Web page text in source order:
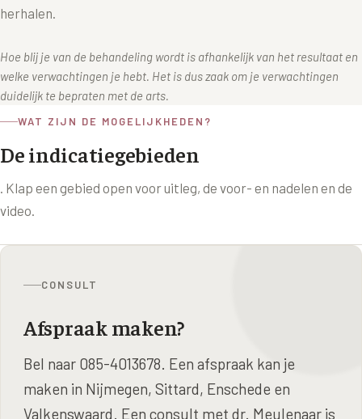
herhalen.
Hoe blij je van de behandeling wordt is afhankelijk van het resultaat en
welke verwachtingen je hebt. Het is dus zaak om je verwachtingen
duidelijk te bepraten met de arts.
WAT ZIJN DE MOGELIJKHEDEN?
De indicatiegebieden
. Klap een gebied open voor uitleg, de voor- en nadelen en de
video.
CONSULT
Afspraak maken?
Bel naar 085-4013678. Een afspraak kan je
maken in Nijmegen, Sittard, Enschede en
Valkenswaard. Een consult met dr. Meulenaar is